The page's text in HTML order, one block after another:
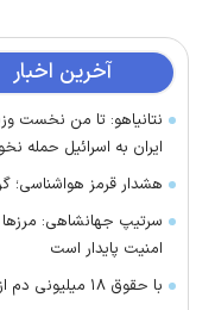
آخرین اخبار
نتانیاهو: تا من نخست
ایران به اسرائیل حمله
هشدار قرمز هواشناسی؛ گرمای
سرتیپ جهانشاهی:
امنیت پایدار است
با حقوق ۱۸ میلیونی دم از جوانی جمعیت نزنید!